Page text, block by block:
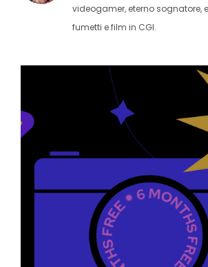
videogamer, eterno sognatore,
fumetti e film in CGI.